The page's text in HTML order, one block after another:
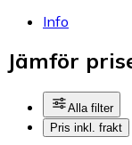
Info
Jämför
Alla filter
Pris inkl. frakt